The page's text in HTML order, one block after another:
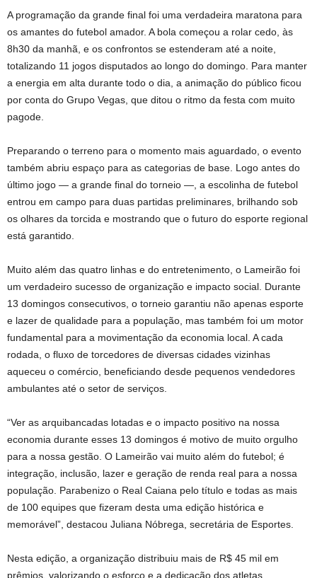
A programação da grande final foi uma verdadeira maratona para
os amantes do futebol amador. A bola começou a rolar cedo, às
8h30 da manhã, e os confrontos se estenderam até a noite,
totalizando 11 jogos disputados ao longo do domingo. Para manter
a energia em alta durante todo o dia, a animação do público ficou
por conta do Grupo Vegas, que ditou o ritmo da festa com muito
pagode.
Preparando o terreno para o momento mais aguardado, o evento
também abriu espaço para as categorias de base. Logo antes do
último jogo — a grande final do torneio —, a escolinha de futebol
entrou em campo para duas partidas preliminares, brilhando sob
os olhares da torcida e mostrando que o futuro do esporte regional
está garantido.
Muito além das quatro linhas e do entretenimento, o Lameirão foi
um verdadeiro sucesso de organização e impacto social. Durante
13 domingos consecutivos, o torneio garantiu não apenas esporte
e lazer de qualidade para a população, mas também foi um motor
fundamental para a movimentação da economia local. A cada
rodada, o fluxo de torcedores de diversas cidades vizinhas
aqueceu o comércio, beneficiando desde pequenos vendedores
ambulantes até o setor de serviços.
“Ver as arquibancadas lotadas e o impacto positivo na nossa
economia durante esses 13 domingos é motivo de muito orgulho
para a nossa gestão. O Lameirão vai muito além do futebol; é
integração, inclusão, lazer e geração de renda real para a nossa
população. Parabenizo o Real Caiana pelo título e todas as mais
de 100 equipes que fizeram desta uma edição histórica e
memorável”, destacou Juliana Nóbrega, secretária de Esportes.
Nesta edição, a organização distribuiu mais de R$ 45 mil em
prêmios, valorizando o esforço e a dedicação dos atletas